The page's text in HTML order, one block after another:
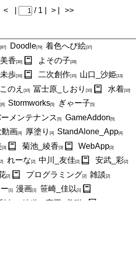
< / 1 | > | >>
[87] Doodle[79] 着色へび絵[37]
香[30] よその子[28]
歩[16] 二次創作[15] 山口_沙姫[13]
このえ [10] 冨士原_しおり[10] 水着[10]
[6] Stormworks[5] ぎゃー子 [5]
メンテナンス[5] GameAddon[5]
動画[4] 厚塗り [4] StandAlone_App[4]
[3] 菊池_綾香[3] WebApp[3]
[2] れーな [2] 中川_友佳[2] 安武_彩[2]
[2] プログラミング[2] 雑談[2]
[1] 漫画[1] 笹崎_佳以 [1]
奈 鉄道 高田_美咲